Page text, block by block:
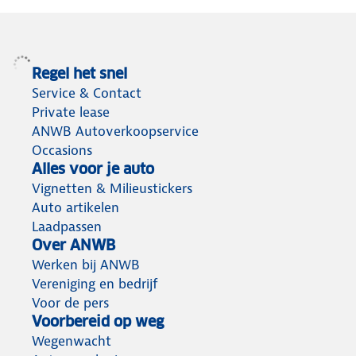
Regel het snel
Service & Contact
Private lease
ANWB Autoverkoopservice
Occasions
Alles voor je auto
Vignetten & Milieustickers
Auto artikelen
Laadpassen
Over ANWB
Werken bij ANWB
Vereniging en bedrijf
Voor de pers
Voorbereid op weg
Wegenwacht